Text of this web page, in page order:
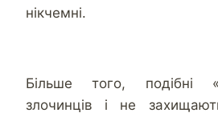
нікчемні.
Більше того, подібні
злочинців і не